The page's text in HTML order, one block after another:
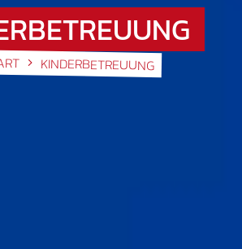
KINDERBETREUUNG